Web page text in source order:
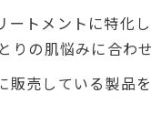
ートメントに特
の肌悩みに合わ
売している製品